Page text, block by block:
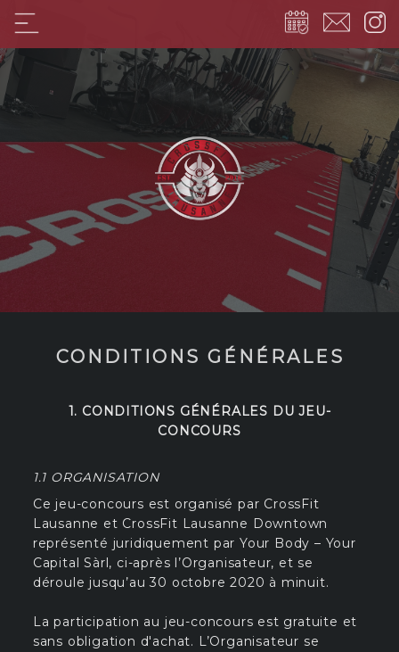
CONDITIONS GÉNÉRALES
1. CONDITIONS GÉNÉRALES DU JEU-
CONCOURS
1.1 ORGANISATION
Ce jeu-concours est organisé par CrossFit
Lausanne et CrossFit Lausanne Downtown
représenté juridiquement par Your Body – Your
Capital Sàrl, ci-après l’Organisateur, et se
déroule jusqu’au 30 octobre 2020 à minuit.
La participation au jeu-concours est gratuite et
sans obligation d'achat. L’Organisateur se